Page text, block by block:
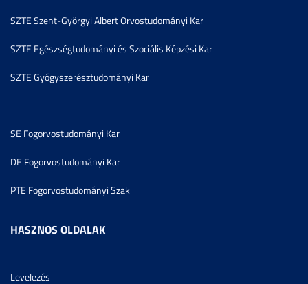
SZTE Szent-Györgyi Albert Orvostudományi Kar
SZTE Egészségtudományi és Szociális Képzési Kar
SZTE Gyógyszerésztudományi Kar
SE Fogorvostudományi Kar
DE Fogorvostudományi Kar
PTE Fogorvostudományi Szak
HASZNOS OLDALAK
Levelezés